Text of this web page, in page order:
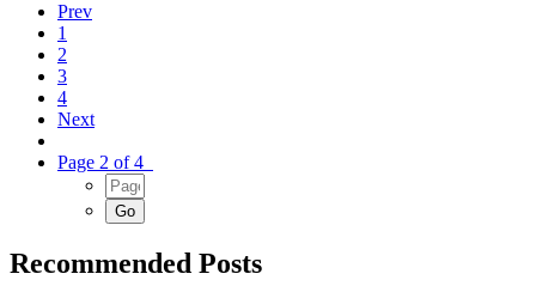
Prev
1
2
3
4
Next
Page 2 of 4
Recommended Posts